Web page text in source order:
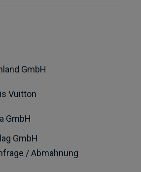
GmbH
Vuitton
GmbH
GmbH
/ Abmahnung